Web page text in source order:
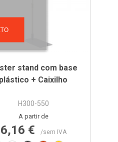
stand com base
plástico + Caixilho
H300-550
Preço
A partir de
6,16 € /sem IVA